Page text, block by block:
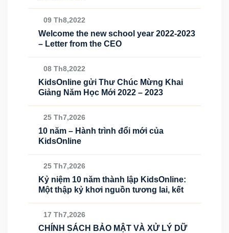
09 Th8,2022
Welcome the new school year 2022-2023
– Letter from the CEO
08 Th8,2022
KidsOnline gửi Thư Chúc Mừng Khai
Giảng Năm Học Mới 2022 – 2023
25 Th7,2026
10 năm – Hành trình đổi mới của
KidsOnline
25 Th7,2026
Kỷ niệm 10 năm thành lập KidsOnline:
Một thập kỷ khơi nguồn tương lai, kết
17 Th7,2026
CHÍNH SÁCH BẢO MẬT VÀ XỬ LÝ DỮ